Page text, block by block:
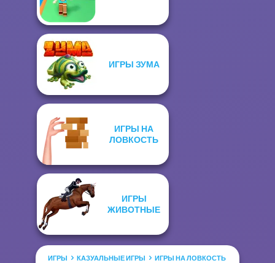
ИГРЫ ЗУМА
ИГРЫ НА
ЛОВКОСТЬ
ИГРЫ
ЖИВОТНЫЕ
ИГРЫ КАЗУАЛЬНЫЕ ИГРЫ ИГРЫ НА ЛОВКОСТЬ